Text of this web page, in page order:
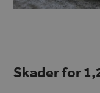
Skader for